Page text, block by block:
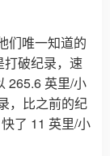
们唯一知道的
打破纪录，速
265.6 英里/小
，比之前的纪
了 11 英里/小